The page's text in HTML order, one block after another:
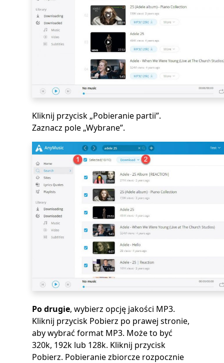
Kliknij przycisk „Pobieranie partii”.
Zaznacz pole „Wybrane”.
Po drugie, wybierz opcję jakości MP3.
Kliknij przycisk Pobierz po prawej stronie,
aby wybrać format MP3. Może to być
320k, 192k lub 128k. Kliknij przycisk
Pobierz. Pobieranie zbiorcze rozpocznie